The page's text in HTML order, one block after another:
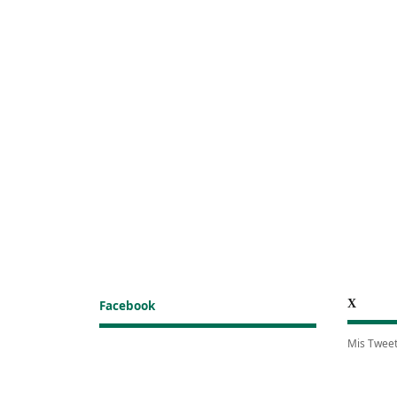
Facebook X
Mis